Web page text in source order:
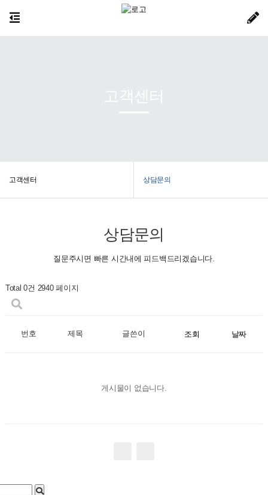
고객센터 상담문의
상담문의
질문주시면 빠른 시간내에 피드백드리겠습니다.
Total 0건 2940 페이지
번호 제목 글쓴이 조회 날짜
게시물이 없습니다.